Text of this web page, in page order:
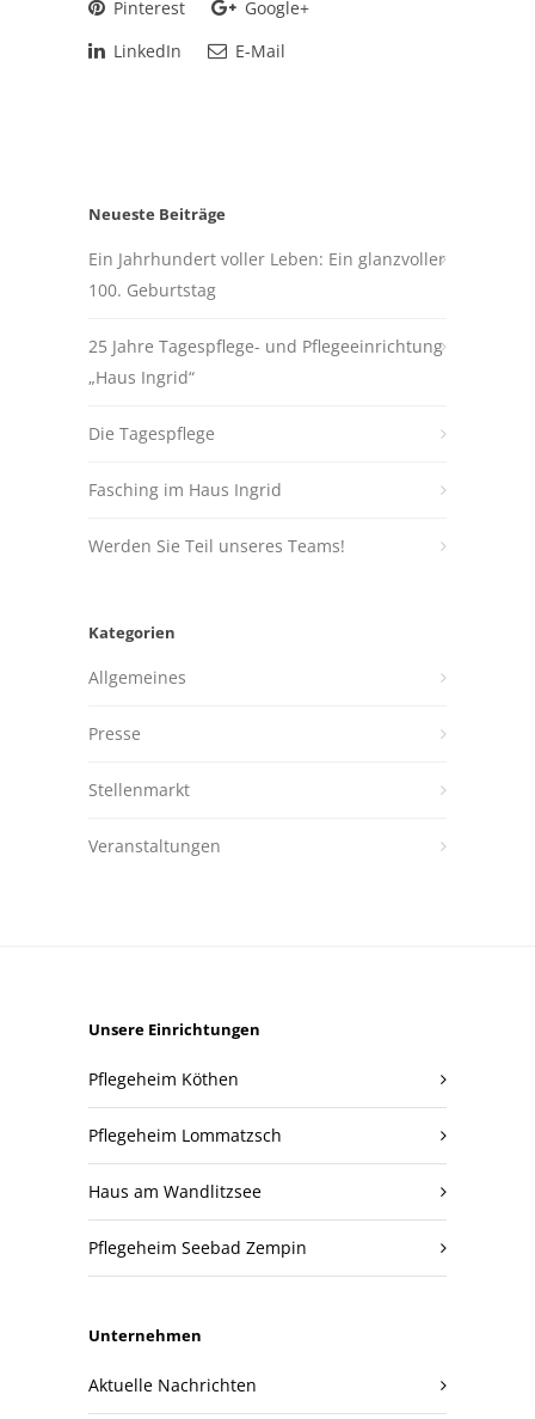
Pinterest
Google+
LinkedIn
E-Mail
Neueste Beiträge
Ein Jahrhundert voller Leben: Ein glanzvoller
100. Geburtstag
25 Jahre Tagespflege- und Pflegeeinrichtung
„Haus Ingrid“
Die Tagespflege
Fasching im Haus Ingrid
Werden Sie Teil unseres Teams!
Kategorien
Allgemeines
Presse
Stellenmarkt
Veranstaltungen
Unsere Einrichtungen
Pflegeheim Köthen
Pflegeheim Lommatzsch
Haus am Wandlitzsee
Pflegeheim Seebad Zempin
Unternehmen
Aktuelle Nachrichten